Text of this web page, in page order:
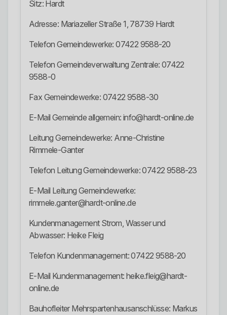
Sitz: Hardt
Adresse: Mariazeller Straße 1, 78739 Hardt
Telefon Gemeindewerke: 07422 9588-20
Telefon Gemeindeverwaltung Zentrale: 07422
9588-0
Fax Gemeindewerke: 07422 9588-30
E-Mail Gemeinde allgemein: info@hardt-online.de
Leitung Gemeindewerke: Anne-Christine
Rimmele-Ganter
Telefon Leitung Gemeindewerke: 07422 9588-23
E-Mail Leitung Gemeindewerke:
rimmele.ganter@hardt-online.de
Kundenmanagement Strom, Wasser und
Abwasser: Heike Fleig
Telefon Kundenmanagement: 07422 9588-20
E-Mail Kundenmanagement: heike.fleig@hardt-
online.de
Bauhofleiter Mehrspartenhausanschlüsse: Markus